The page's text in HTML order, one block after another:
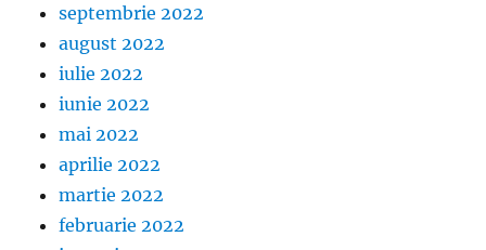
septembrie 2022
august 2022
iulie 2022
iunie 2022
mai 2022
aprilie 2022
martie 2022
februarie 2022